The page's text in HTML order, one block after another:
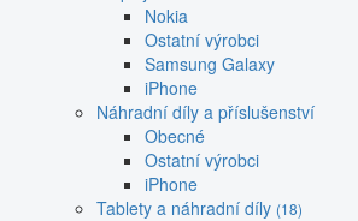
Nokia
Ostatní výrobci
Samsung Galaxy
iPhone
Náhradní díly a příslušenství
Obecné
Ostatní výrobci
iPhone
Tablety a náhradní díly (18)